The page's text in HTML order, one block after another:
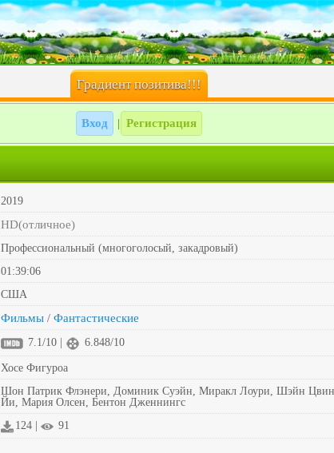
Градиент позитива!!!
Вход Регистрация
2019
HD(отличное)
Профессиональный (многоголосый, закадровый)
01:39:06
США
Фильмы / Фантастические
7.1/10 | 6.848/10
Хосе Фигуроа
Шон Патрик Флэнери, Доминик Суэйн, Миракл Лоури, Шэйн
Йи, Мария Олсен, Бентон Дженнингс
124 | 91